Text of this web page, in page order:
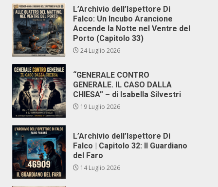
L’Archivio dell’Ispettore Di
Falco: Un Incubo Arancione
Accende la Notte nel Ventre del
Porto (Capitolo 33)
24 Luglio 2026
“GENERALE CONTRO
GENERALE. IL CASO DALLA
CHIESA” – di Isabella Silvestri
19 Luglio 2026
L’Archivio dell’Ispettore Di
Falco | Capitolo 32: Il Guardiano
del Faro
14 Luglio 2026